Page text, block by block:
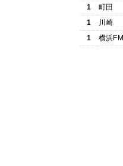
1
町田
1
川崎
1
横浜FM